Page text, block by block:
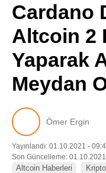
Cardano
Altcoin 2
Yaparak
Meydan
Ömer Ergin
Yayınlandı: 01.10.2021 -
Son Güncelleme:
Altcoin Haberleri